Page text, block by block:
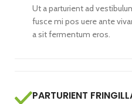
Ut a parturient ad
fusce mi pos uere ante
a sit fermentum eros.
PARTURIENT